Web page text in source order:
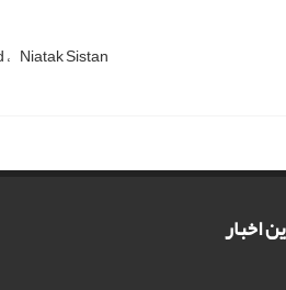
Niatak Sistan
اخبار